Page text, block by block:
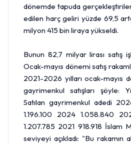
dönemde tapuda
edilen harç geliri yüzde 69,5
milyon 415 bin liraya yükseldi.
Bunun 82,7 milyar lirası satış
Ocak-mayıs dönemi satış
2021-2026 yılları ocak-mayıs
gayrimenkul satışları şöyle:
Satılan gayrimenkul adedi
1.196.100 2024 1.058.840
1.207.785 2021 918.918 İslam
seviyeyi açıkladı: "Bu rakamın